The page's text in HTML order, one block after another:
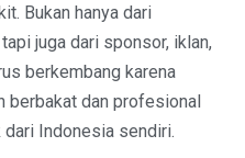
Bukan hanya dari
juga dari sponsor, iklan,
berkembang karena
berbakat dan profesional
dari Indonesia sendiri.